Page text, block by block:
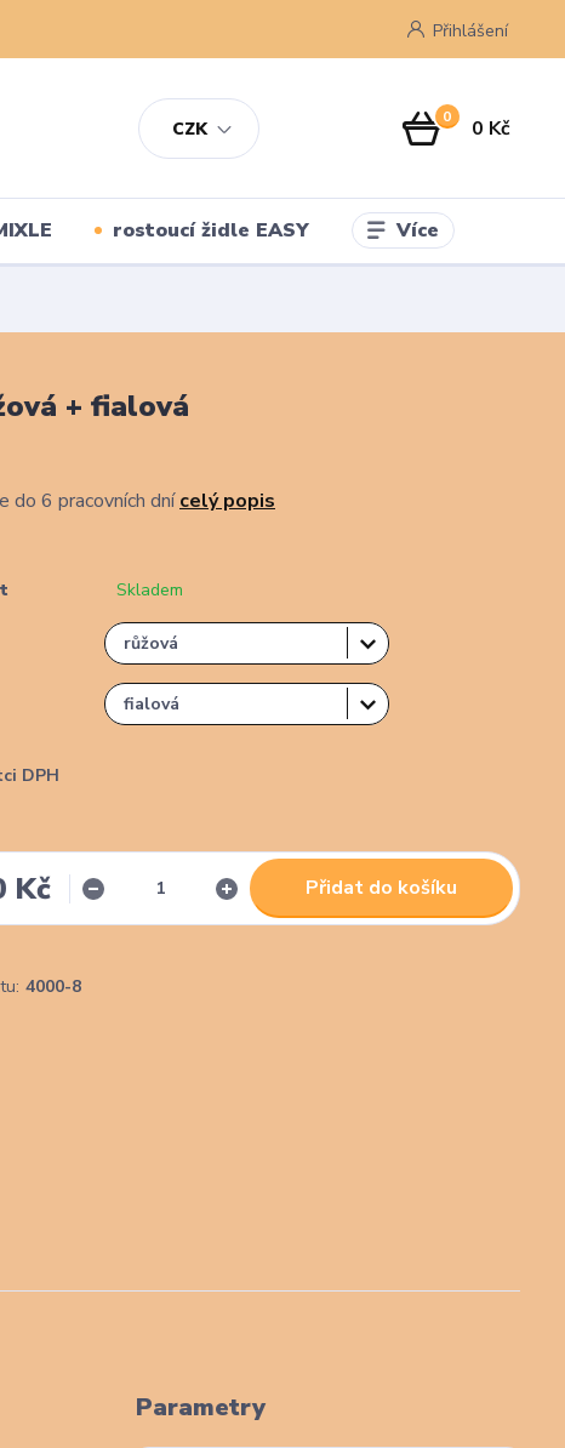
CZK
Přihlášení
0 0 Kč
rostoucí židle EASY Více
+ fialová
do 6 pracovních dnícelý popis
Skladem
DPH
Kč Přidat do košíku
4000-8
Parametry